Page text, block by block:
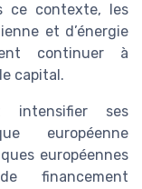
ce contexte, les
et d’énergie
continuer à
capital.
intensifier ses
européenne
européennes
financement